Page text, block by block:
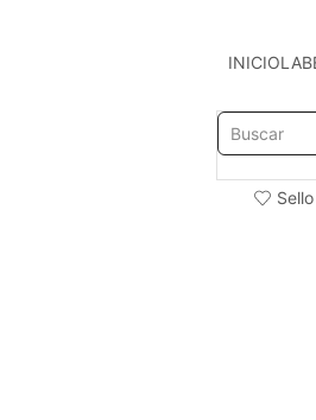
INICIO